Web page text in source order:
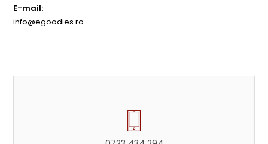
E-mail:
info@egoodies.ro